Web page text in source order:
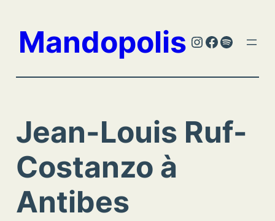
contenu
Mandopolis Instagram
Facebook
Spotify
Jean-Louis Ruf-
Costanzo à
Antibes